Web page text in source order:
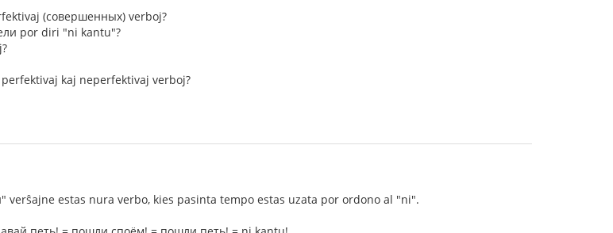
(совершенных) verboj?
por diri "ni kantu"?
kaj neperfektivaj verboj?
estas nura verbo, kies pasinta tempo estas uzata por ordono al "ni".